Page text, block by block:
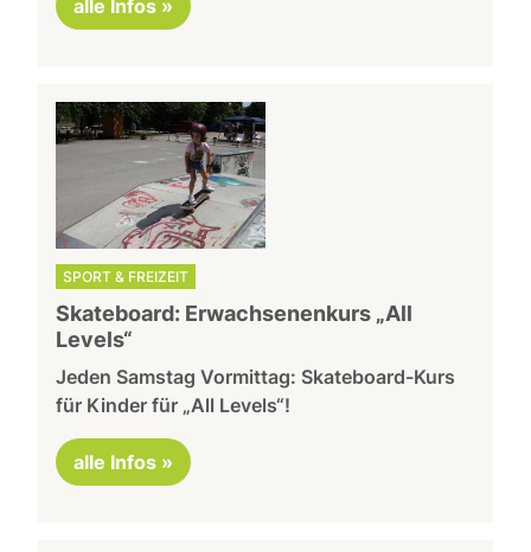
alle Infos »
SPORT & FREIZEIT
Skateboard: Erwachsenenkurs „All
Levels“
Jeden Samstag Vormittag: Skateboard-Kurs
für Kinder für „All Levels“!
alle Infos »